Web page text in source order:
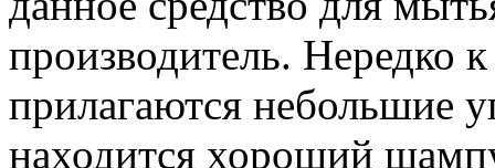
производитель. Нередко
прилагаются небольшие
находится хороший